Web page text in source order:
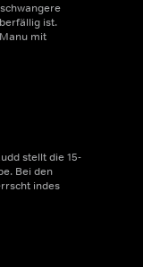
ist.
mit
stellt die 15-
Bei den
indes